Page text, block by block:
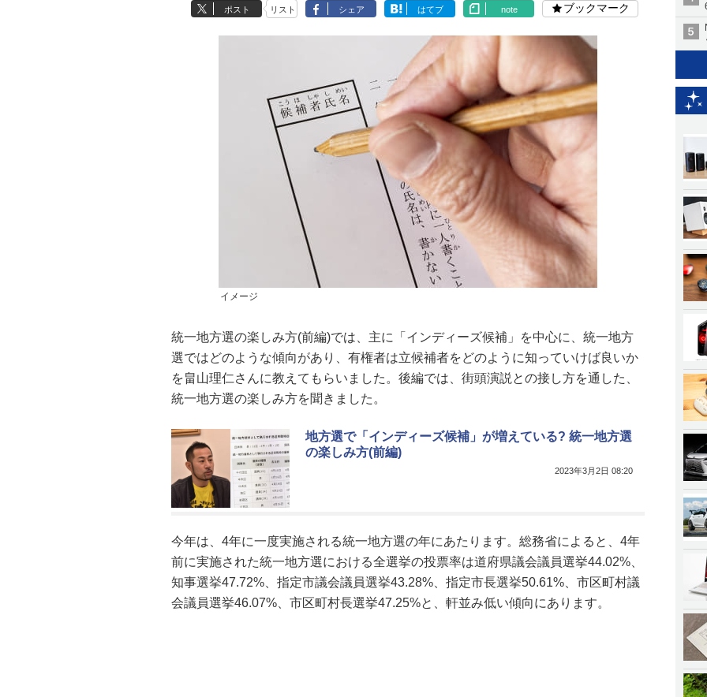
ポスト リスト シェア はてブ note ブックマーク
イメージ
統一地方選の楽しみ方(前編)では、主に「インディーズ候補」を中心に、統一地方
選ではどのような傾向があり、有権者は立候補者をどのように知っていけば良いか
を畠山理仁さんに教えてもらいました。後編では、街頭演説との接し方を通した、
統一地方選の楽しみ方を聞きました。
地方選で「インディーズ候補」が増えている? 統一地方選
の楽しみ方(前編)
2023年3月2日 08:20
今年は、4年に一度実施される統一地方選の年にあたります。総務省によると、4年
前に実施された統一地方選における全選挙の投票率は道府県議会議員選挙44.02%、
知事選挙47.72%、指定市議会議員選挙43.28%、指定市長選挙50.61%、市区町村議
会議員選挙46.07%、市区町村長選挙47.25%と、軒並み低い傾向にあります。